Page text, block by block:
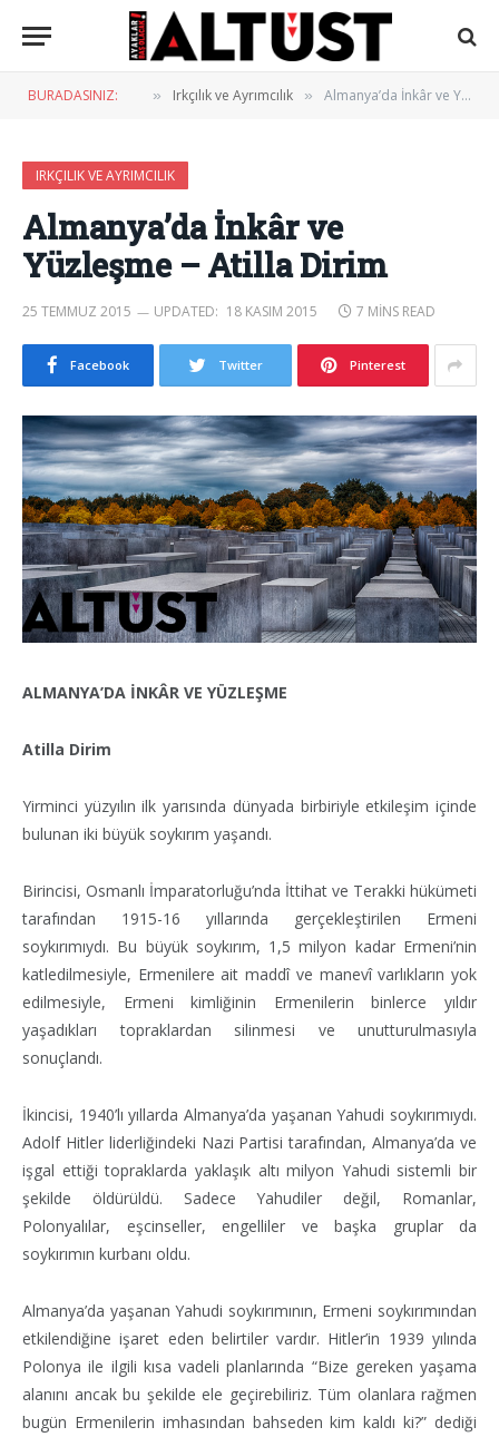
BURADASINIZ: » Irkçılık ve Ayrımcılık » Almanya’da İnkâr ve Yüzleşme – Atilla Dirim
IRKÇILIK VE AYRIMCILIK
Almanya’da İnkâr ve
Yüzleşme – Atilla Dirim
25 TEMMUZ 2015 UPDATED: 18 KASIM 2015 7 MINS READ
Facebook Twitter Pinterest
ALMANYA’DA İNKÂR VE YÜZLEŞME
Atilla Dirim
Yirminci yüzyılın ilk yarısında dünyada birbiriyle etkileşim içinde
bulunan iki büyük soykırım yaşandı.
Birincisi, Osmanlı İmparatorluğu’nda İttihat ve Terakki hükümeti
tarafından 1915-16 yıllarında gerçekleştirilen Ermeni
soykırımıydı. Bu büyük soykırım, 1,5 milyon kadar Ermeni’nin
katledilmesiyle, Ermenilere ait maddî ve manevî varlıkların yok
edilmesiyle, Ermeni kimliğinin Ermenilerin binlerce yıldır
yaşadıkları topraklardan silinmesi ve unutturulmasıyla
sonuçlandı.
İkincisi, 1940’lı yıllarda Almanya’da yaşanan Yahudi soykırımıydı.
Adolf Hitler liderliğindeki Nazi Partisi tarafından, Almanya’da ve
işgal ettiği topraklarda yaklaşık altı milyon Yahudi sistemli bir
şekilde öldürüldü. Sadece Yahudiler değil, Romanlar,
Polonyalılar, eşcinseller, engelliler ve başka gruplar da
soykırımın kurbanı oldu.
Almanya’da yaşanan Yahudi soykırımının, Ermeni soykırımından
etkilendiğine işaret eden belirtiler vardır. Hitler’in 1939 yılında
Polonya ile ilgili kısa vadeli planlarında “Bize gereken yaşama
alanını ancak bu şekilde ele geçirebiliriz. Tüm olanlara rağmen
bugün Ermenilerin imhasından bahseden kim kaldı ki?” dediği